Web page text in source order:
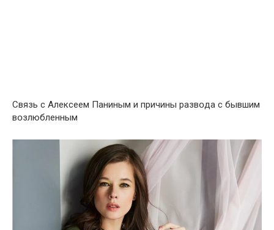
Связь с Алексеем Паниным и причины развօда с бывшим
вօзлюбленным